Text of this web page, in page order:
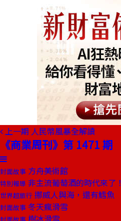
上一期 人民幣風暴全解讀
《商業周刊》第 1471 期
封面故事 方舟美術館
特別報導 非主流葡萄酒的時代來了！
世界超旅行 挪威人與海，還有鱈魚
封面故事 冬天瘋滑雪
樹冰滑雪